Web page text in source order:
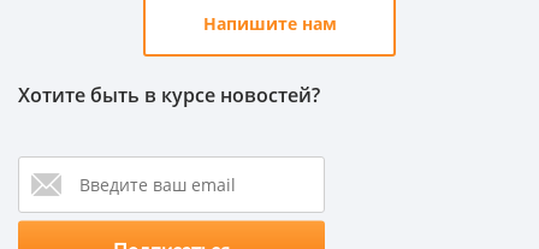
Напишите нам
Хотите быть в курсе новостей?